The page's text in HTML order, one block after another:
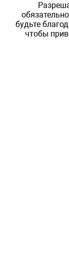
будьте
чтобы